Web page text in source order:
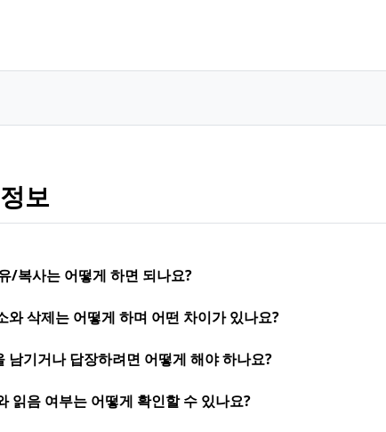
보
/복사는 어떻게 하면 되나요?
와 삭제는 어떻게 하며 어떤 차이가 있나요?
남기거나 답장하려면 어떻게 해야 하나요?
읽음 여부는 어떻게 확인할 수 있나요?